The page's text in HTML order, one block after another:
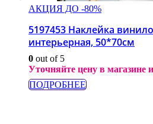
АКЦИЯ ДО -80%
5197453 Наклейка
интерьерная, 50*70см
0 out of 5
Уточняйте цену в магазине
ПОДРОБНЕЕ